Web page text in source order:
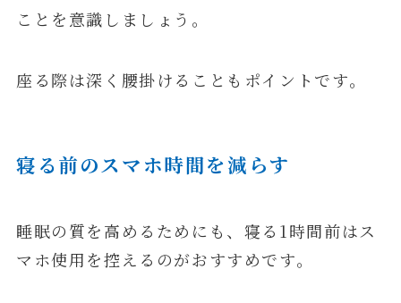
ことを意識しましょう。
座る際は深く腰掛けることもポイントです。
寝る前のスマホ時間を減らす
睡眠の質を高めるためにも、寝る1時間前はス
マホ使用を控えるのがおすすめです。